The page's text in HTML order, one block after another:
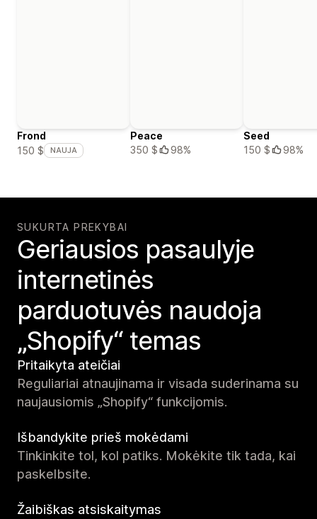
Frond
150 $
NAUJA
Peace
350 $
98%
Seed
150 $
98%
SUKURTA PREKYBAI
Geriausios pasaulyje
internetinės
parduotuvės naudoja
„Shopify“ temas
Pritaikyta ateičiai
Reguliariai atnaujinama ir visada suderinama su
naujausiomis „Shopify“ funkcijomis.
Išbandykite prieš mokėdami
Tinkinkite tol, kol patiks. Mokėkite tik tada, kai
paskelbsite.
Žaibiškas atsiskaitymas